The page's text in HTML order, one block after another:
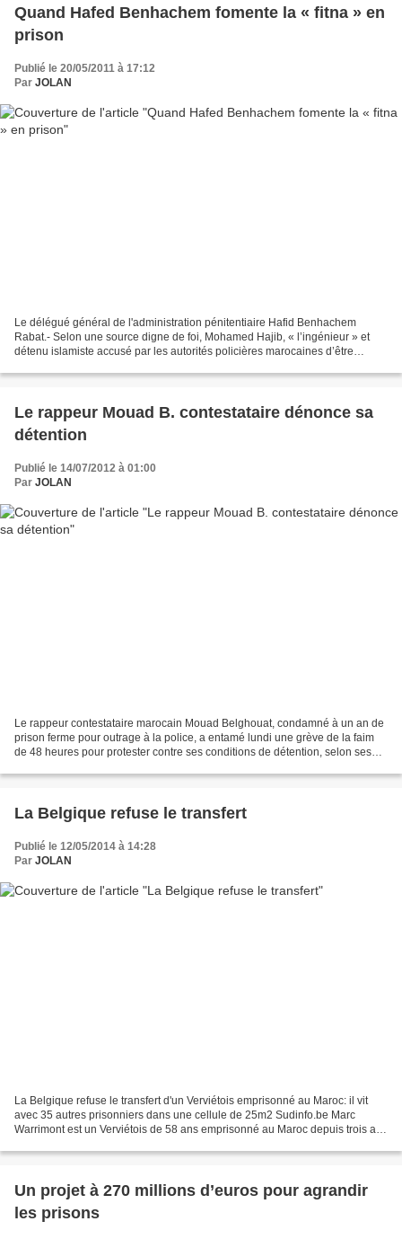
Quand Hafed Benhachem fomente la « fitna » en
prison
Publié le 20/05/2011 à 17:12
Par JOLAN
Le délégué général de l'administration pénitentiaire Hafid Benhachem
Rabat.- Selon une source digne de foi, Mohamed Hajib, « l’ingénieur » et
détenu islamiste accusé par les autorités policières marocaines d’être
Le rappeur Mouad B. contestataire dénonce sa
détention
Publié le 14/07/2012 à 01:00
Par JOLAN
Le rappeur contestataire marocain Mouad Belghouat, condamné à un an de
prison ferme pour outrage à la police, a entamé lundi une grève de la faim
de 48 heures pour protester contre ses conditions de détention, selon ses
La Belgique refuse le transfert
Publié le 12/05/2014 à 14:28
Par JOLAN
La Belgique refuse le transfert d'un Verviétois emprisonné au Maroc: il vit
avec 35 autres prisonniers dans une cellule de 25m2 Sudinfo.be Marc
Warrimont est un Verviétois de 58 ans emprisonné au Maroc depuis trois ans
Un projet à 270 millions d’euros pour agrandir
les prisons